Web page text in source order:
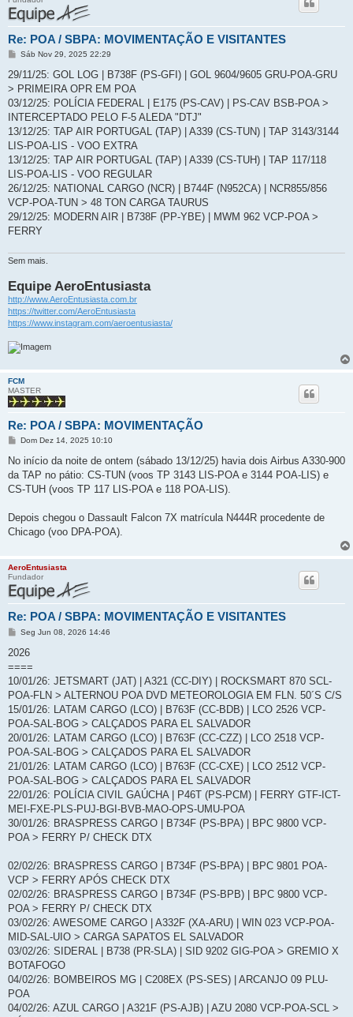
Re: POA / SBPA: MOVIMENTAÇÃO E VISITANTES
M
n
a
g
m
Sáb Nov 29, 2025 22:29
29/11/25: GOL LOG | B738F (PS-GFI) | GOL 9604/9605 GRU-POA-GRU
> PRIMEIRA OPR EM POA
03/12/25: POLÍCIA FEDERAL | E175 (PS-CAV) | PS-CAV BSB-POA >
INTERCEPTADO PELO F-5 ALEDA "DTJ"
13/12/25: TAP AIR PORTUGAL (TAP) | A339 (CS-TUN) | TAP 3143/3144
LIS-POA-LIS - VOO EXTRA
13/12/25: TAP AIR PORTUGAL (TAP) | A339 (CS-TUH) | TAP 117/118
LIS-POA-LIS - VOO REGULAR
26/12/25: NATIONAL CARGO (NCR) | B744F (N952CA) | NCR855/856
VCP-POA-TUN > 48 TON CARGA TAURUS
29/12/25: MODERN AIR | B738F (PP-YBE) | MWM 962 VCP-POA >
FERRY
Sem mais.
Equipe AeroEntusiasta
http://www.AeroEntusiasta.com.br
https://twitter.com/AeroEntusiasta
https://www.instagram.com/aeroentusiasta/
FCM
MASTER
Re: POA / SBPA: MOVIMENTAÇÃO
M
n
a
g
Dom Dez 14, 2025 10:10
No início da noite de ontem (sábado 13/12/25) havia dois Airbus A330-900
da TAP no pátio: CS-TUN (voos TP 3143 LIS-POA e 3144 POA-LIS) e
CS-TUH (voos TP 117 LIS-POA e 118 POA-LIS).
Depois chegou o Dassault Falcon 7X matrícula N444R procedente de
Chicago (voo DPA-POA).
AeroEntusiasta
Fundador
Re: POA / SBPA: MOVIMENTAÇÃO E VISITANTES
M
n
a
g
m
Seg Jun 08, 2026 14:46
2026
====
10/01/26: JETSMART (JAT) | A321 (CC-DIY) | ROCKSMART 870 SCL-
POA-FLN > ALTERNOU POA DVD METEOROLOGIA EM FLN. 50´S C/S
15/01/26: LATAM CARGO (LCO) | B763F (CC-BDB) | LCO 2526 VCP-
POA-SAL-BOG > CALÇADOS PARA EL SALVADOR
20/01/26: LATAM CARGO (LCO) | B763F (CC-CZZ) | LCO 2518 VCP-
POA-SAL-BOG > CALÇADOS PARA EL SALVADOR
21/01/26: LATAM CARGO (LCO) | B763F (CC-CXE) | LCO 2512 VCP-
POA-SAL-BOG > CALÇADOS PARA EL SALVADOR
22/01/26: POLÍCIA CIVIL GAÚCHA | P46T (PS-PCM) | FERRY GTF-ICT-
MEI-FXE-PLS-PUJ-BGI-BVB-MAO-OPS-UMU-POA
30/01/26: BRASPRESS CARGO | B734F (PS-BPA) | BPC 9800 VCP-
POA > FERRY P/ CHECK DTX
02/02/26: BRASPRESS CARGO | B734F (PS-BPA) | BPC 9801 POA-
VCP > FERRY APÓS CHECK DTX
02/02/26: BRASPRESS CARGO | B734F (PS-BPB) | BPC 9800 VCP-
POA > FERRY P/ CHECK DTX
03/02/26: AWESOME CARGO | A332F (XA-ARU) | WIN 023 VCP-POA-
MID-SAL-UIO > CARGA SAPATOS EL SALVADOR
03/02/26: SIDERAL | B738 (PR-SLA) | SID 9202 GIG-POA > GREMIO X
BOTAFOGO
04/02/26: BOMBEIROS MG | C208EX (PS-SES) | ARCANJO 09 PLU-
POA
04/02/26: AZUL CARGO | A321F (PS-AJB) | AZU 2080 VCP-POA-SCL >